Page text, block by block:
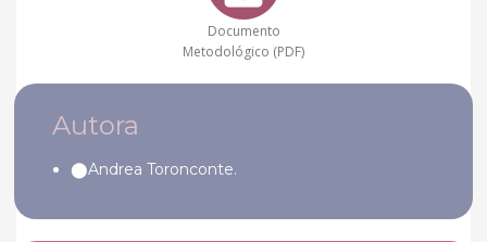
Documento
Metodológico (PDF)
Autora
Andrea Toronconte.